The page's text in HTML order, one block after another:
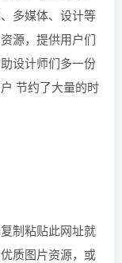
多媒体、设计等
源，提供用户们
设计师们多一份
节约了大量的时
制粘贴此网址就
质图片资源，或